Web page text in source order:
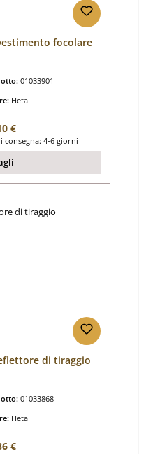
focolare
01033901
Heta
normale:
€
consegna: 4-6 giorni
di tiraggio
01033868
Heta
normale:
€